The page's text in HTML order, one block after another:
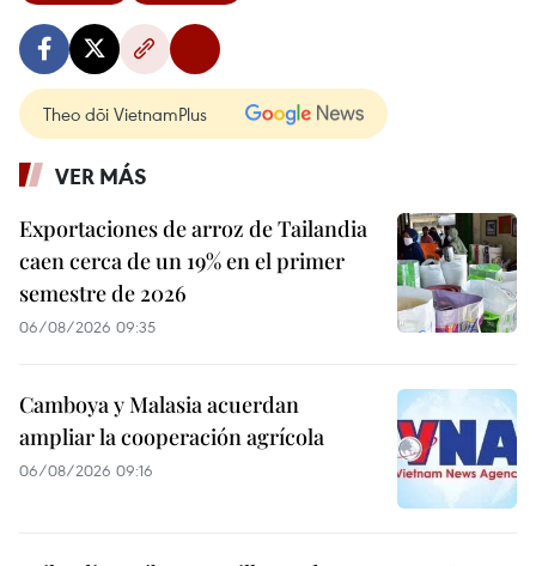
Theo dõi VietnamPlus
VER MÁS
Exportaciones de arroz de Tailandia
caen cerca de un 19% en el primer
semestre de 2026
06/08/2026 09:35
Camboya y Malasia acuerdan
ampliar la cooperación agrícola
06/08/2026 09:16